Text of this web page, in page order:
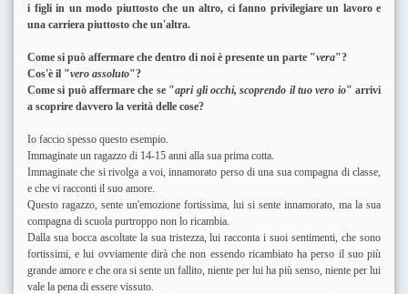
i figli in un modo piuttosto che un altro, ci fanno privilegiare un lavoro e
una carriera piuttosto che un'altra.
Come si può affermare che dentro di noi è presente un parte "vera"?
Cos'è il "vero assoluto"?
Come si può affermare che se "apri gli occhi, scoprendo il tuo vero io" arrivi
a scoprire davvero la verità delle cose?
Io faccio spesso questo esempio.
Immaginate un ragazzo di 14-15 anni alla sua prima cotta.
Immaginate che si rivolga a voi, innamorato perso di una sua compagna di classe,
e che vi racconti il suo amore.
Questo ragazzo, sente un'emozione fortissima, lui si sente innamorato, ma la sua
compagna di scuola purtroppo non lo ricambia.
Dalla sua bocca ascoltate la sua tristezza, lui racconta i suoi sentimenti, che sono
fortissimi, e lui ovviamente dirà che non essendo ricambiato ha perso il suo più
grande amore e che ora si sente un fallito, niente per lui ha più senso, niente per lui
vale la pena di essere vissuto.